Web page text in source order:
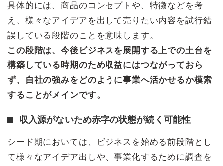
具体的には、商品のコンセプトや、特徴などを考
え、様々なアイデアを出して売りたい内容を試行錯
誤している段階のことを意味します。
この段階は、今後ビジネスを展開する上での土台を
構築している時期のため収益にはつながっておら
ず、自社の強みをどのように事業へ活かせるか模索
することがメインです。
収入源がないため赤字の状態が続く可能性
シード期においては、ビジネスを始める前段階とし
て様々なアイデア出しや、事業化するために調査を